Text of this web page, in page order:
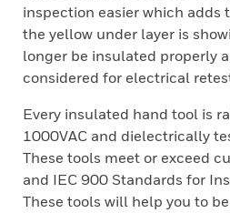
inspection easier which adds
the yellow under layer is
longer be insulated properly
considered for electrical
Every insulated hand tool is
1000VAC and dielectrically
These tools meet or exceed
and IEC 900 Standards for
These tools will help you to